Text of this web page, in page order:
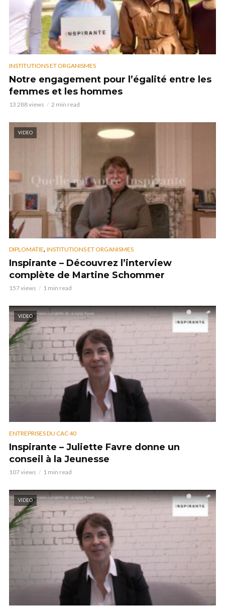
INSTITUTIONS ET ORGANISMES
Notre engagement pour l’égalité entre les
femmes et les hommes
13 288 views 2 min read
VIDEO
DIPLOMATIE, INSTITUTIONS ET ORGANISMES
Inspirante – Découvrez l’interview
complète de Martine Schommer
157 views 1 min read
VIDEO
ENTREPRISES DU CAC 40
Inspirante – Juliette Favre donne un
conseil à la Jeunesse
107 views 1 min read
VIDEO